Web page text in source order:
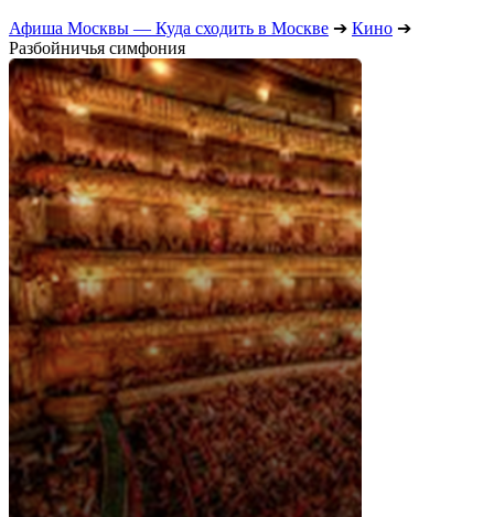
Афиша Москвы — Куда сходить в Москве ➔ Кино ➔
Разбойничья симфония